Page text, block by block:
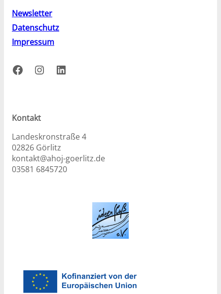
Newsletter
Datenschutz
Impressum
Facebook Instagram LinkedIn
Kontakt
Landeskronstraße 4
02826 Görlitz
kontakt@ahoj-goerlitz.de
03581 6845720